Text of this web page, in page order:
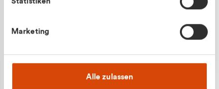
Marketing
Alle zulassen